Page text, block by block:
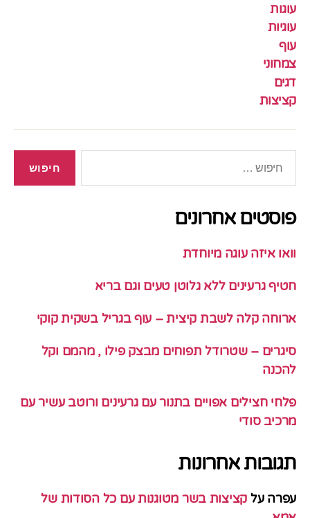
עוגות
עוגיות
עוף
צמחוני
דגים
קציצות
פוסטים אחרונים
וואו איזה עוגה מיוחדת
חטיף גרעינים ללא גלוטן טעים וגם בריא
ארוחה קלה לשבת קיצית – עוף בגריל בשקית קוקי
סיגרים – שטרודל תפוחים מבצק פילו , מהמם וקל
להכנה
פלחי חצילים אפויים בתנור עם גרעינים ורוטב עשיר עם
מרכיב סודי
תגובות אחרונות
עפרה על קציצות בשר מטוגנות עם כל הסודות של